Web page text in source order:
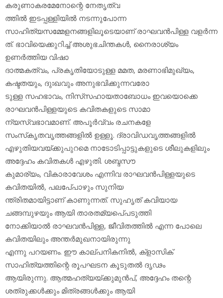
കരുണാകരമേനോന്റെ നേതൃത്വ
ത്തില്‍ ഇടപ്പള്ളിയില്‍ നടന്നുപോന്ന
സാഹിത്യസമ്മേളനങ്ങളിലൂടെയാണ് രാഘവന്‍പിള്ള വളര്‍ന്ന
ത്. ഭാവിയെക്കുറിച്ച് അശുഭചിന്തകള്‍, നൈരാശ്യം
ഉണര്‍ത്തിയ വിഷാ
ദാത്മകത്വം, പ്രകൃതിയോടുള്ള മമത, മരണാഭിമുഖ്യം,
കഷ്ടതയും, ദുഃഖവും അനുഭവിക്കുന്നവരോ
ടുള്ള സഹഭാവം, നിസ്‌സഹായതാബോധം ഇവയൊക്കെ
രാഘവന്‍പിള്ളയുടെ കവിതകളുടെ സാമാ
ന്യസ്വഭാവമാണ്. അപൂര്‍വ്വം രചനകളേ
സംസ്‌കൃതവൃത്തങ്ങളില്‍ ഉള്ളൂ. ദ്രാവിഡവൃത്തങ്ങളില്‍
എഴുതിയവയ്ക്കുപുറമെ നാടോടിപ്പാട്ടുകളുടെ ശീലുകളിലും
അദ്ദേഹം കവിതകള്‍ എഴുതി. ശബ്ദസൗ
കുമാര്യം, വികാരാവേശം എന്നിവ രാഘവന്‍പിള്ളയുടെ
കവിതയില്‍, പലപേ്പാഴും സുനിയ
ന്ത്രിതമായിട്ടാണ് കാണുന്നത്. സുഹൃത് കവിയായ
ചങ്ങമ്പുഴയും ആയി താരതമ്യപെ്പടുത്തി
നോക്കിയാല്‍ രാഘവന്‍പിള്ള, ജീവിതത്തില്‍ എന്ന പോലെ
കവിതയിലും അന്തര്‍മുഖനായിരുന്നു
എന്നു പറയണം. ഈ കാല്പനികനില്‍, ക്‌ളാസിക്
സാഹിത്യത്തിന്റെ രൂപഘടന കൂടുതല്‍ ദൃഢം
ആയിരുന്നു. ആത്മഹത്യയ്ക്കുമുന്‍പ്, അദ്ദേഹം തന്റെ
ശത്രുക്കള്‍ക്കും മിത്രങ്ങള്‍ക്കും ആയി